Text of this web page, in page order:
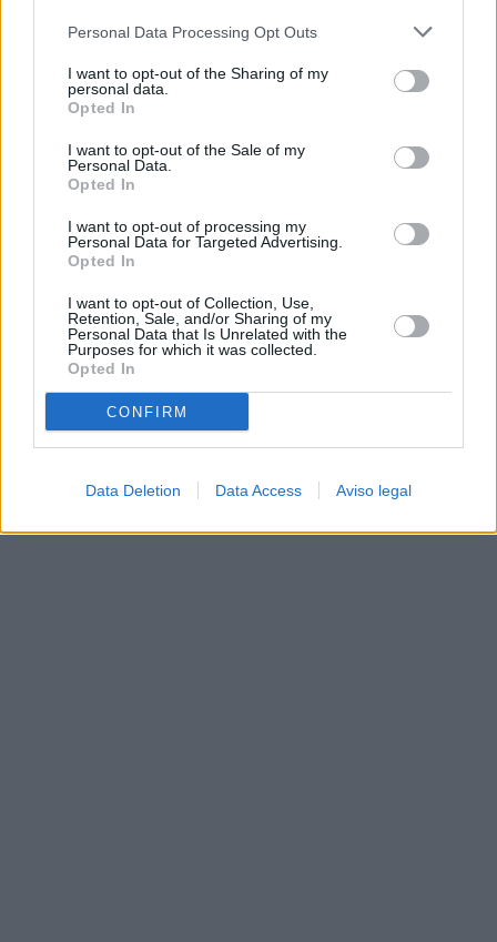
negar su consentimiento. Tenga en cuenta que algún
de su consentimiento, pero usted tiene el derecho de
rechazar tal procesamiento. Sus preferencias se aplicarán
cualquier momento entrando de nuevo en este sitio web o
visitando nuestra política de privacidad.
Personal Data Processing Opt Outs
I want to opt-out of the Sharing of my
personal data.
Opted In
I want to opt-out of the Sale of my
Personal Data.
Opted In
I want to opt-out of processing my
Personal Data for Targeted Advertising.
Opted In
I want to opt-out of Collection, Use,
Retention, Sale, and/or Sharing of my
Personal Data that Is Unrelated with the
Purposes for which it was collected.
Opted In
CONFIRM
Data Deletion Data Access Aviso legal